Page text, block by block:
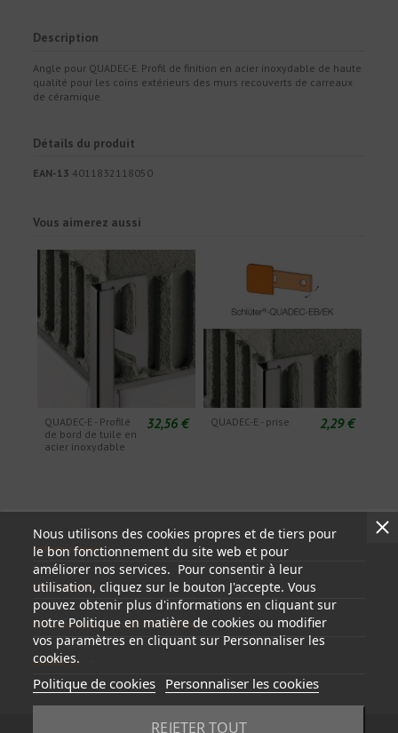
Description
Angle pour QUADEC-E. Profil de finition en acier inoxydable de haute
qualité pour les coins extérieurs des murs recouverts de carreaux
de céramique.
Détails du produit
EAN-13 4011832118050
Vous aimerez aussi
QUADEC-E - Profilé
de bord de tuile en
acier inoxydable
32,56 € QUADEC-E - prise 2,29 €
Nous utilisons des cookies propres et de tiers pour
le bon fonctionnement du site web et pour
améliorer nos services. Pour consentir à leur
utilisation, cliquez sur le bouton J'accepte. Vous
pouvez obtenir plus d'informations en cliquant sur
notre Politique en matière de cookies ou modifier
vos paramètres en cliquant sur Personnaliser les
cookies.
Politique de cookies Personnaliser les cookies
REJETER TOUT
Informations
Mon compte
Informations sur votre boutique
Follow us